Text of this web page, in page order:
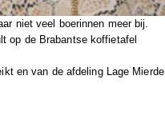
niet veel boerinnen meer bij.
op de Brabantse koffietafel
en van de afdeling Lage Mierde